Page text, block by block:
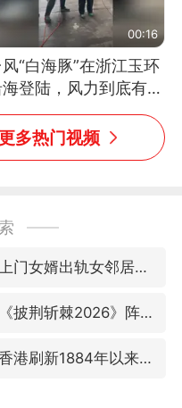
00:16
“白海豚”在浙江玉环
登陆，风力到底有多
记者腰上拴着安全
依然站不稳
多热门视频
上门女婿出轨女邻居多年被判重婚罪
《披荆斩棘2026》阵容官宣
香港刷新1884年以来最高气温纪录